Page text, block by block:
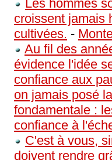
Les hommes
croissent jamais
cultivées. -
Au fil des
évidence l'idée
confiance aux
on jamais posé
fondamentale :
confiance à
C'est à vous,
doivent rendre